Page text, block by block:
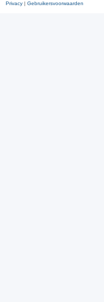
Privacy | Gebruikersvoorwaarden